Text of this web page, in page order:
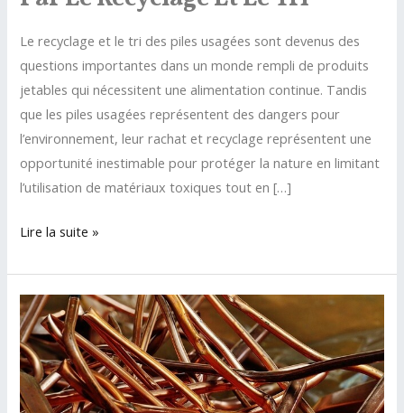
Le recyclage et le tri des piles usagées sont devenus des
questions importantes dans un monde rempli de produits
jetables qui nécessitent une alimentation continue. Tandis
que les piles usagées représentent des dangers pour
l’environnement, leur rachat et recyclage représentent une
opportunité inestimable pour protéger la nature en limitant
l’utilisation de matériaux toxiques tout en […]
Rachat
piles
usagées
:
préserver
l’environnement
par
Lire la suite »